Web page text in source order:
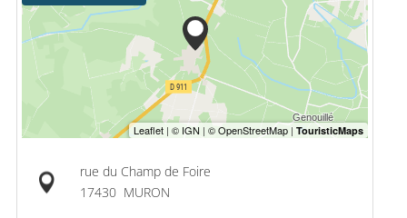
rue du Champ de Foire
17430 MURON